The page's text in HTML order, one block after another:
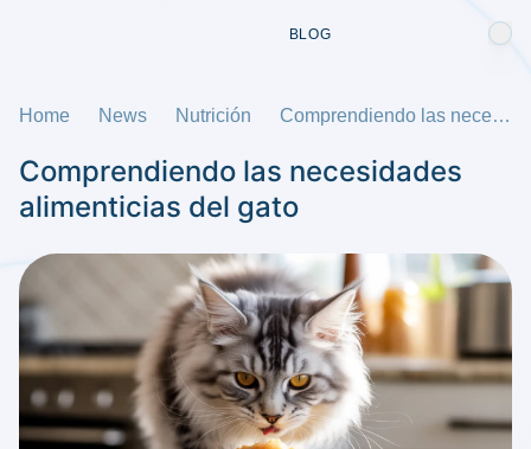
BLOG
Home News Nutrición Comprendiendo las necesidades alimenticias del gato
Comprendiendo las necesidades
alimenticias del gato